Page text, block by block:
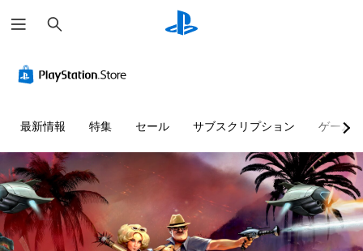
索
最新情報 特集 セール サブスクリプション ゲーム